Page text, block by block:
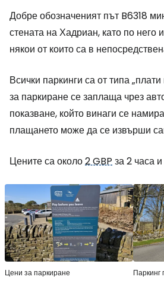
Добре обозначеният път B6318
стената на Хадриан, като по него
някои от които са в
Всички паркинги са от типа
за паркиране се заплаща чрез
показване, който винаги се
плащането може да се извърши
Цените са около2 GBPза 2 часа и
Цени за паркиране Паркинг